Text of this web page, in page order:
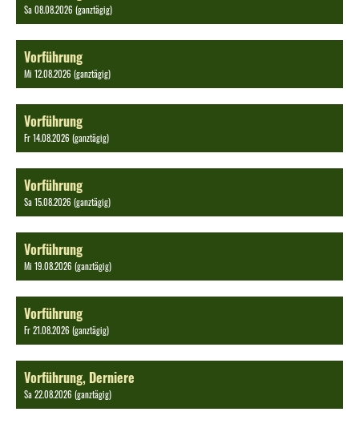
Sa 08.08.2026 (ganztägig)
Vorführung
Mi 12.08.2026 (ganztägig)
Vorführung
Fr 14.08.2026 (ganztägig)
Vorführung
Sa 15.08.2026 (ganztägig)
Vorführung
Mi 19.08.2026 (ganztägig)
Vorführung
Fr 21.08.2026 (ganztägig)
Vorführung, Derniere
Sa 22.08.2026 (ganztägig)